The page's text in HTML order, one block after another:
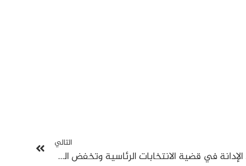
التالي
محكمة الاستئناف تؤيد الإدانة في قضية الانتخابات الرئاسية وتخفض العقوبة إلى 6 أشهر في حق القاضي مراد المسعودي